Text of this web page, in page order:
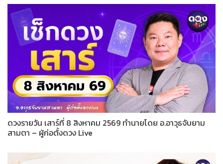
ดวงรายวัน เสาร์ที่ 8 สิงหาคม 2569 ทำนายโดย อ.อาวุธจับยาม
สามตา – ผู้ก่อตั้งดวง Live